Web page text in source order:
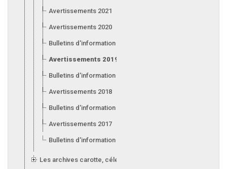
Avertissements 2021
Avertissements 2020
Bulletins d'information 2020
Avertissements 2019
Bulletins d'information 2019
Avertissements 2018
Bulletins d'information 2018
Avertissements 2017
Bulletins d'information 2017
Les archives carotte, céleri, laitue, oignon, poireau et ail